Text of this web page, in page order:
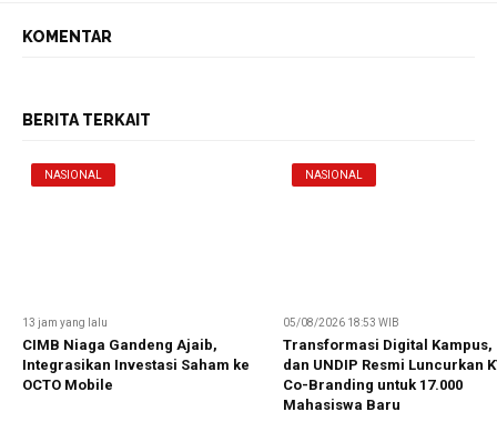
KOMENTAR
BERITA TERKAIT
NASIONAL
13 jam yang lalu
CIMB Niaga Gandeng Ajaib,
Integrasikan Investasi Saham ke
OCTO Mobile
NASIONAL
05/08/2026 18:53 WIB
Transformasi Digital Kampus,
dan UNDIP Resmi Luncurkan
Co-Branding untuk 17.000
Mahasiswa Baru